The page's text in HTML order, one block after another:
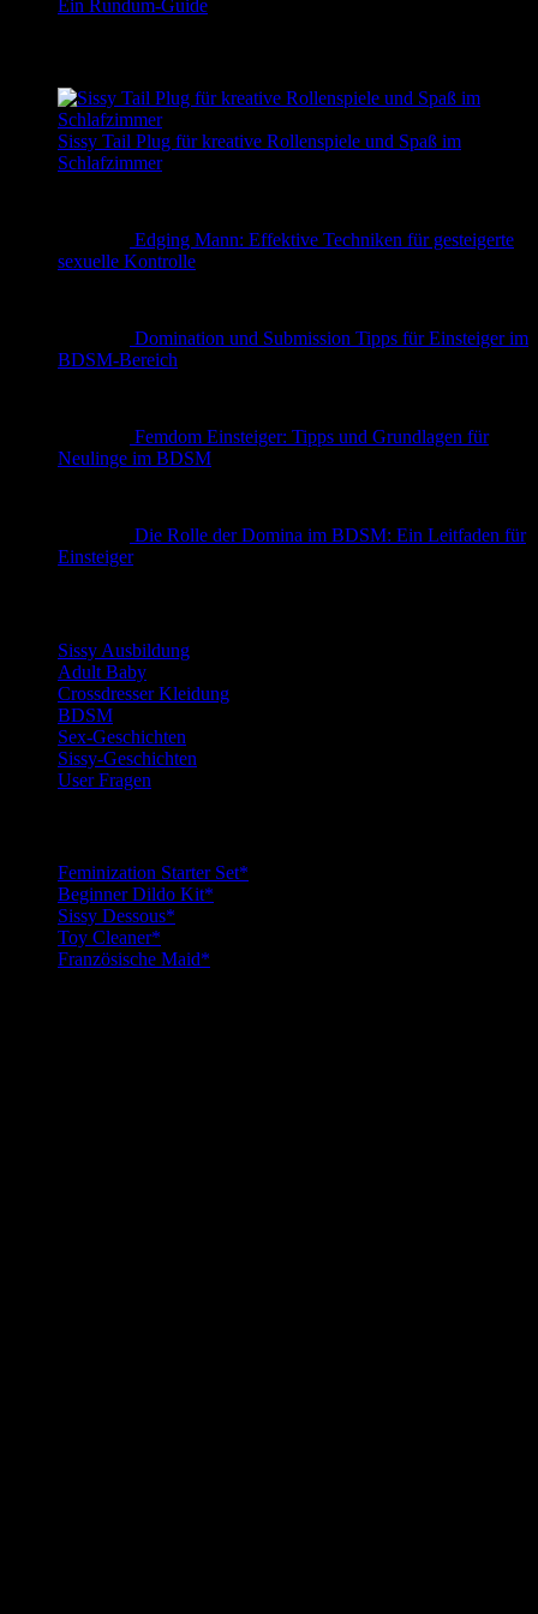
Ein Rundum-Guide
Sissy Tail Plug für kreative Rollenspiele und Spaß im
Schlafzimmer
Edging Mann: Effektive Techniken für gesteigerte
sexuelle Kontrolle
Domination und Submission Tipps für Einsteiger im
BDSM-Bereich
Femdom Einsteiger: Tipps und Grundlagen für
Neulinge im BDSM
Die Rolle der Domina im BDSM: Ein Leitfaden für
Einsteiger
Sissy Ausbildung
Adult Baby
Crossdresser Kleidung
BDSM
Sex-Geschichten
Sissy-Geschichten
User Fragen
Feminization Starter Set*
Beginner Dildo Kit*
Sissy Dessous*
Toy Cleaner*
Französische Maid*